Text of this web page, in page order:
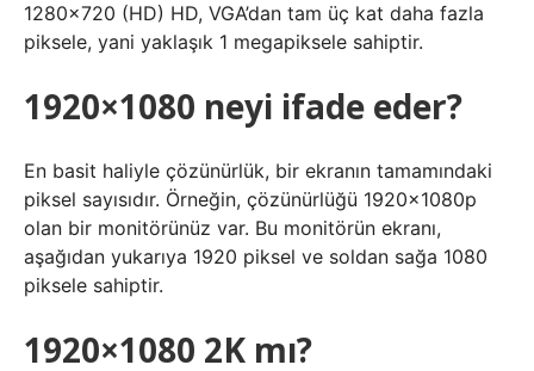
1280×720 (HD) HD, VGA’dan tam üç kat daha fazla
piksele, yani yaklaşık 1 megapiksele sahiptir.
1920×1080 neyi ifade eder?
En basit haliyle çözünürlük, bir ekranın tamamındaki
piksel sayısıdır. Örneğin, çözünürlüğü 1920x1080p
olan bir monitörünüz var. Bu monitörün ekranı,
aşağıdan yukarıya 1920 piksel ve soldan sağa 1080
piksele sahiptir.
1920×1080 2K mı?